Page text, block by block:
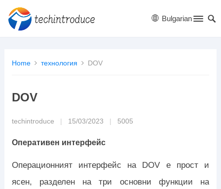
Bulgarian
Home технология DOV
DOV
techintroduce 15/03/2023 5005
Оперативен интерфейс
Операционният интерфейс на DOV е прост и
ясен, разделен на три основни функции на